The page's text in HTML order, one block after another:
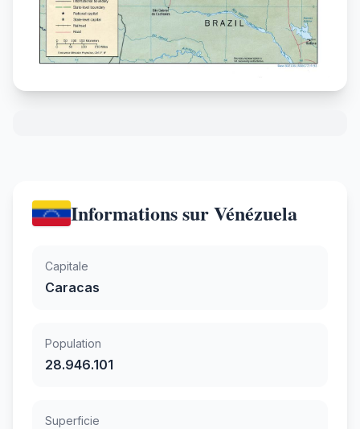
Informations sur Vénézuela
Capitale
Caracas
Population
28.946.101
Superficie